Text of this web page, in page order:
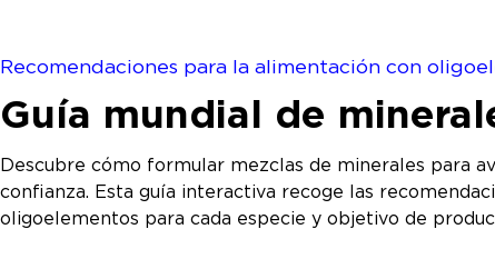
Recomendaciones para la alimentación con
Guía mundial de
Descubre cómo formular mezclas de minerales para
confianza. Esta guía interactiva recoge las
oligoelementos para cada especie y objetivo de